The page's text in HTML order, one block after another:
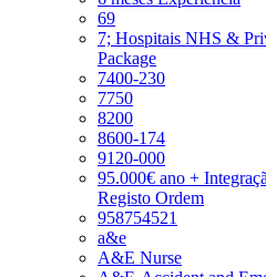
69
7; Hospitais NHS &
Package
7400-230
7750
8200
8600-174
9120-000
95.000€ ano +
Registo Ordem
958754521
a&e
A&E Nurse